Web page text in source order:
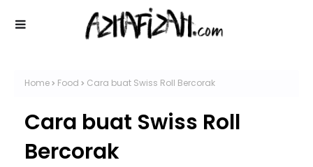
Home Food Cara buat Swiss Roll Bercorak
Cara buat Swiss Roll
Bercorak